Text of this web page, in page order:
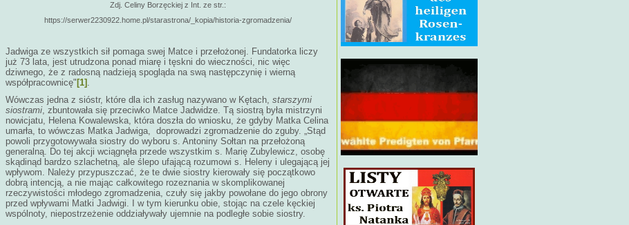
Zdj. Celiny Borzęckiej z Int. ze str.:
https://serwer2230922.home.pl/starastrona/_kopia/historia-zgromadzenia/
Jadwiga ze wszystkich sił pomaga swej Matce i przełożonej. Fundatorka liczy
już 73 lata, jest utrudzona ponad miarę i tęskni do wieczności, nic więc
dziwnego, że z radosną nadzieją spogląda na swą następczynię i wierną
współpracownicę" [1] .
Wówczas jedna z sióstr, które dla ich zasług nazywano w Kętach, starszymi
siostrami, zbuntowała się przeciwko Matce Jadwidze. Tą siostrą była mistrzyni
nowicjatu, Helena Kowalewska, która doszła do wniosku, że gdyby Matka Celina
umarła, to wówczas Matka Jadwiga, doprowadzi zgromadzenie do zguby. „Stąd
powoli przygotowywała siostry do wyboru s. Antoniny Sołtan na przełożoną
generalną. Do tej akcji wciągnęła przede wszystkim s. Marię Zubylewicz, osobę
skądinąd bardzo szlachetną, ale ślepo ufającą rozumowi s. Heleny i ulegającą jej
wpływom. Należy przypuszczać, że te dwie siostry kierowały się początkowo
dobrą intencją, a nie mając całkowitego rozeznania w skomplikowanej
rzeczywistości młodego zgromadzenia, czuły się jakby powołane do jego obrony
przed wpływami Matki Jadwigi. I w tym kierunku obie, stojąc na czele kęckiej
wspólnoty, niepostrzeżenie oddziaływały ujemnie na podległe sobie siostry.